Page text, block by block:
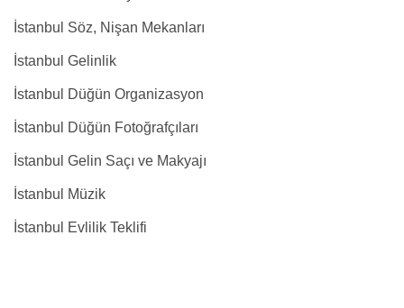
İstanbul Söz, Nişan Mekanları
İstanbul Gelinlik
İstanbul Düğün Organizasyon
İstanbul Düğün Fotoğrafçıları
İstanbul Gelin Saçı ve Makyajı
İstanbul Müzik
İstanbul Evlilik Teklifi